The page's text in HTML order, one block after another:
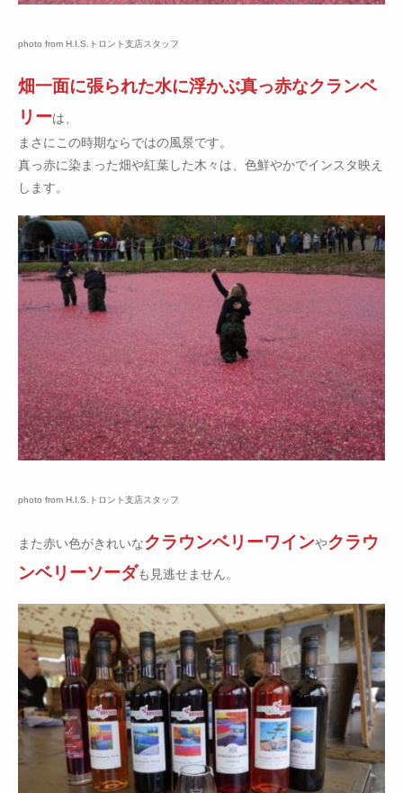
photo from H.I.S.トロント支店スタッフ
畑一面に張られた水に浮かぶ真っ赤なクランベ
リーは、
まさにこの時期ならではの風景です。
真っ赤に染まった畑や紅葉した木々は、色鮮やかでインスタ映え
します。
photo from H.I.S.トロント支店スタッフ
また赤い色がきれいなクラウンベリーワインやクラウ
ンベリーソーダも見逃せません。